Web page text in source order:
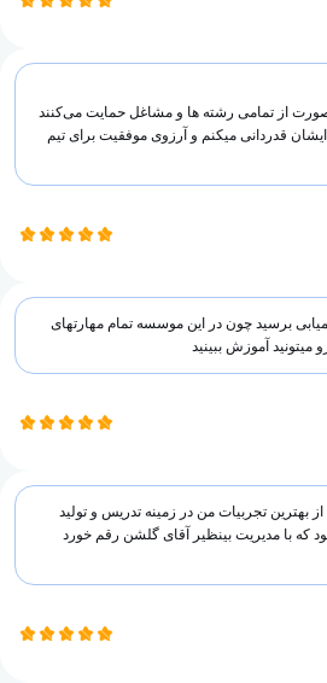
از تمامی رشته ها و مشاغل حمایت می‌کنند
قدردانی میکنم و آرزوی موفقیت برای تیم
برسید چون در این موسسه تمام مهارتهای
آموزش ببینید
بهترین تجربیات من در زمینه تدریس و تولید
که با مدیریت بینظیر آقای گلشن رقم خورد